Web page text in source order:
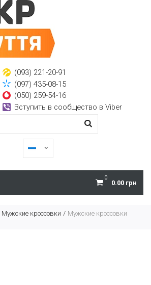
(093) 221-20-91
(097) 435-08-15
(050) 259-54-16
Вступить в сообщество в Viber
0
0.00 грн
Мужские кроссовки
Мужские кроссовки